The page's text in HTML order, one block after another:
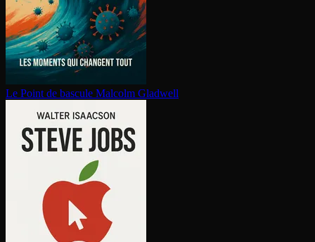
Le Point de bascule Malcolm Gladwell